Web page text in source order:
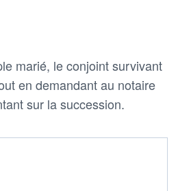
marié, le conjoint survivant
en demandant au notaire
sur la succession.